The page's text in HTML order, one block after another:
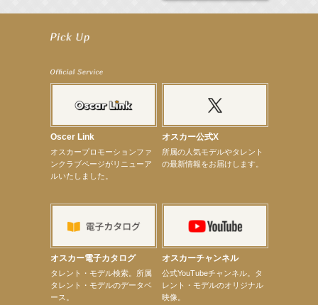
【武井咲】ENFÖLD 2026 PF/FW archetypeに登場！
【elfin’】8月16日（日）「全世界」発売記念イベント決定！
【elfin’】7thシングル『全世界』がFM TANABEでO.A.決定♪
【昆虫ハンター牧田習】宝塚市立手塚治虫記念館トークショー＆宝塚文化芸術センター昆虫展示イ
ショーゲスト出演！
【定本楓馬】WEB DIGVII 連載企画『東京23時』に登場！
【髙橋ひかる】7月雑誌掲載情報
【elfin’】7thシングル『全世界』がFMふくろうでパワープレイO.A.決定
【elfin’】【辻美優】8月28日（金）「辻美優(elfin’)グレイテスト・ショー」に出演決定！
【elfin’】9月27日（日）「Beauty Voice Theater Reboot Vol.3」開催決定！
【本田紗来】「Ray」9月号発売中！
【宇垣美里】「マンガ【推しの子】展‐星のキセキ‐」オープニングイベント
Oscer Link
オスカープロモーションファ
ンクラブページがリニューア
ルいたしました。
オスカー公式X
所属の人気モデルやタレント
の最新情報をお届けします。
オスカー電子カタログ
タレント・モデル検索。所属
タレント・モデルのデータベ
ース。
オスカーチャンネル
公式YouTubeチャンネル。タ
レント・モデルのオリジナル
映像。